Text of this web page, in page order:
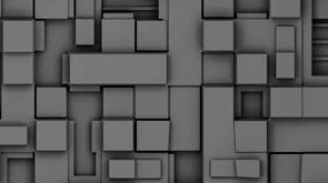
της Δημοτικής Αστυνομίας!
στην Δημοτική
2010. Δεκαέξι ολόκληρα
αυτές τις προσλήψεις, δεν
Αστυνομικών που
της υπηρεσίας με
Κυριάκου Μητσοτάκη. Ας